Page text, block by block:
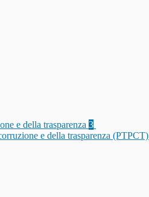
e della trasparenza 3
e della trasparenza (PTPCT)